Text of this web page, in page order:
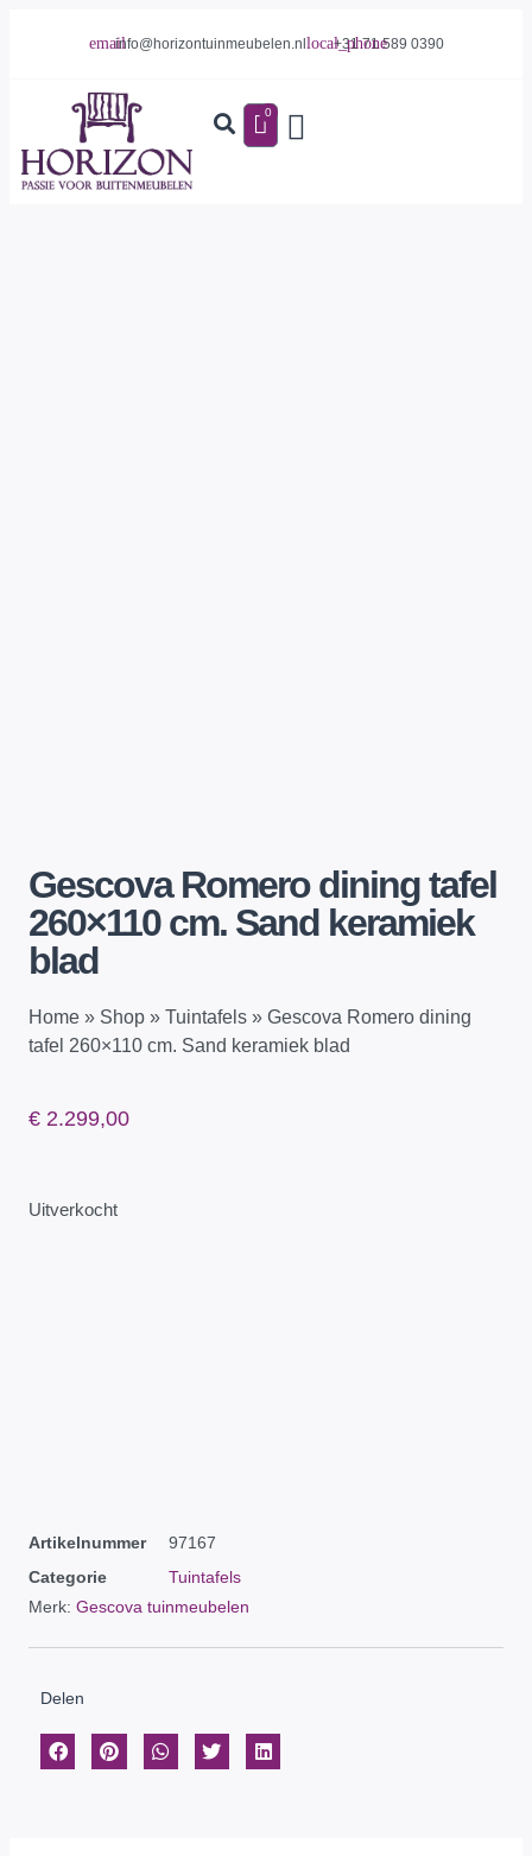
info@horizontuinmeubelen.nl +31 71 589 0390
0
Gescova Romero dining tafel
260×110 cm. Sand keramiek
blad
Home » Shop » Tuintafels » Gescova Romero dining
tafel 260×110 cm. Sand keramiek blad
€ 2.299,00
Uitverkocht
Artikelnummer
97167
Categorie
Tuintafels
Merk: Gescova tuinmeubelen
Delen